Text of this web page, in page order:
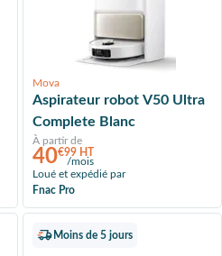
Mova
Aspirateur robot V50 Ultra
Complete Blanc
À partir de
40€99 HT
/mois
Loué et expédié par
Fnac Pro
Moins de 5 jours